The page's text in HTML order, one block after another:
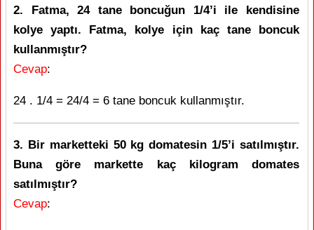
2. Fatma, 24 tane boncuğun 1/4’i ile kendisine
kolye yaptı. Fatma, kolye için kaç tane boncuk
kullanmıştır?
Cevap:
24 . 1/4 = 24/4 = 6 tane boncuk kullanmıştır.
3. Bir marketteki 50 kg domatesin 1/5’i satılmıştır.
Buna göre markette kaç kilogram domates
satılmıştır?
Cevap: